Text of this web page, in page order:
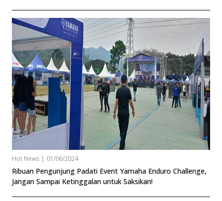
Hot News | 01/06/2024
Ribuan Pengunjung Padati Event Yamaha Enduro Challenge,
Jangan Sampai Ketinggalan untuk Saksikan!